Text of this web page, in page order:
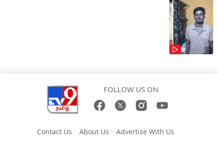
FOLLOW US ON
Contact Us About Us Advertise With Us